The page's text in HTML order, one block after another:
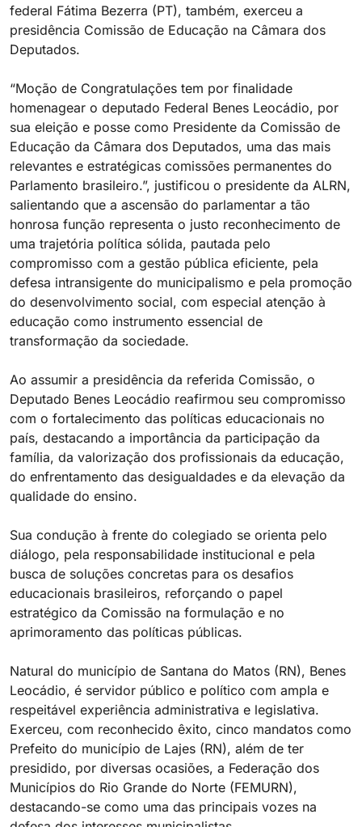
federal Fátima Bezerra (PT), também, exerceu a
presidência Comissão de Educação na Câmara dos
Deputados.
“Moção de Congratulações tem por finalidade
homenagear o deputado Federal Benes Leocádio, por
sua eleição e posse como Presidente da Comissão de
Educação da Câmara dos Deputados, uma das mais
relevantes e estratégicas comissões permanentes do
Parlamento brasileiro.”, justificou o presidente da ALRN,
salientando que a ascensão do parlamentar a tão
honrosa função representa o justo reconhecimento de
uma trajetória política sólida, pautada pelo
compromisso com a gestão pública eficiente, pela
defesa intransigente do municipalismo e pela promoção
do desenvolvimento social, com especial atenção à
educação como instrumento essencial de
transformação da sociedade.
Ao assumir a presidência da referida Comissão, o
Deputado Benes Leocádio reafirmou seu compromisso
com o fortalecimento das políticas educacionais no
país, destacando a importância da participação da
família, da valorização dos profissionais da educação,
do enfrentamento das desigualdades e da elevação da
qualidade do ensino.
Sua condução à frente do colegiado se orienta pelo
diálogo, pela responsabilidade institucional e pela
busca de soluções concretas para os desafios
educacionais brasileiros, reforçando o papel
estratégico da Comissão na formulação e no
aprimoramento das políticas públicas.
Natural do município de Santana do Matos (RN), Benes
Leocádio, é servidor público e político com ampla e
respeitável experiência administrativa e legislativa.
Exerceu, com reconhecido êxito, cinco mandatos como
Prefeito do município de Lajes (RN), além de ter
presidido, por diversas ocasiões, a Federação dos
Municípios do Rio Grande do Norte (FEMURN),
destacando-se como uma das principais vozes na